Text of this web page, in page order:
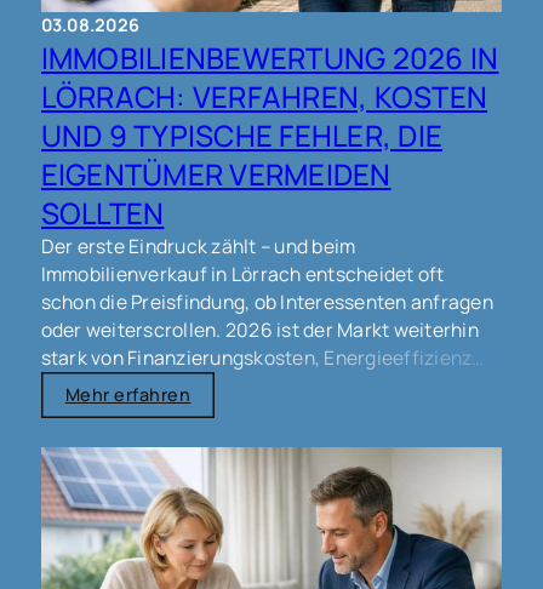
Man findet unsere Büros:
- in Freiburg:
https://goo.gl/maps/t4boucNovAFFxJts6- in
Lörrach:https://goo.gl/maps/bvJ2UFTDeg8XKH4a6
#immobilienmakler #makler #immobilien
#immobilienverkauf #verkauf #eigentümer
#haus #wohnung #grundstück #gewerbe
#lörrach #schopfheim #wyhlen #grenzach
#rheinfelden #weilamrhein #steinen #freiburg
#basel
03.08.2026
IMMOBILIENBEWERTUNG 2026 IN
LÖRRACH: VERFAHREN, KOSTEN
UND 9 TYPISCHE FEHLER, DIE
EIGENTÜMER VERMEIDEN
SOLLTEN
Der erste Eindruck zählt – und beim
Immobilienverkauf in Lörrach entscheidet oft
schon die Preisfindung, ob Interessenten anfragen
oder weiterscrollen. 2026 ist der Markt weiterhin
stark von Finanzierungskosten, Energieeffizienz
und Mikrolagen geprägt. Eine saubere
Immobilienbewertung schafft Orientierung, schützt
vor unnötigen Preisverhandlungen und kann den
Verkaufsprozess spürbar beschleunigen – ohne
unrealistische Versprechen.
Mehr erfahren